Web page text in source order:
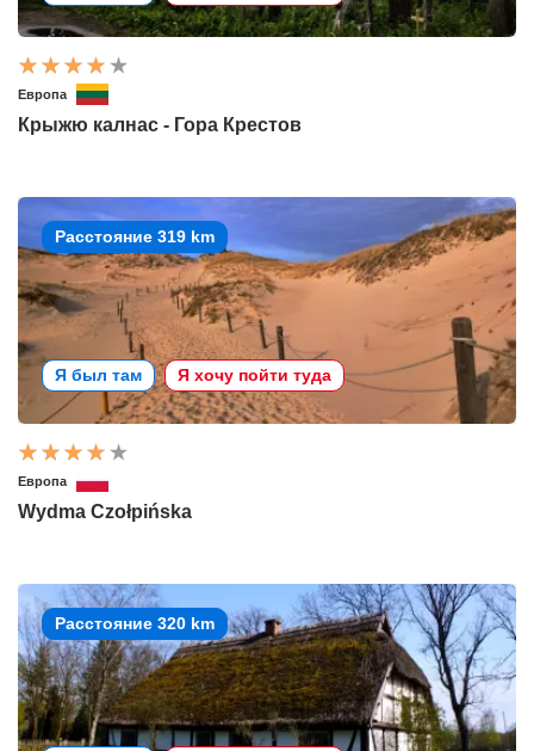
Европа
Крыжю калнас - Гора Крестов
Расстояние 319 km
Я был там Я хочу пойти туда
Европа
Wydma Czołpińska
Расстояние 320 km